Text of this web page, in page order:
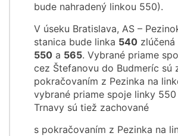
bude nahradený linkou 550).
V úseku Bratislava, AS –
stanica bude linka 540 zlúčená
550 a 565. Vybrané priame
cez Štefanovu do Budmeríc sú
pokračovaním z Pezinka na
vybrané priame spoje linky
Trnavy sú tiež zachované
s pokračovaním z Pezinka na